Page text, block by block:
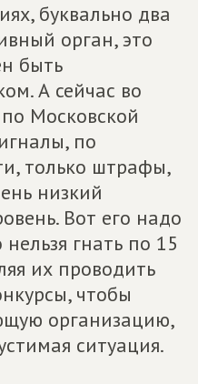
буквально два
орган, это
быть
А сейчас во
Московской
по
только штрафы,
низкий
Вот его надо
гнать по 15
их проводить
чтобы
организацию,
ситуация.